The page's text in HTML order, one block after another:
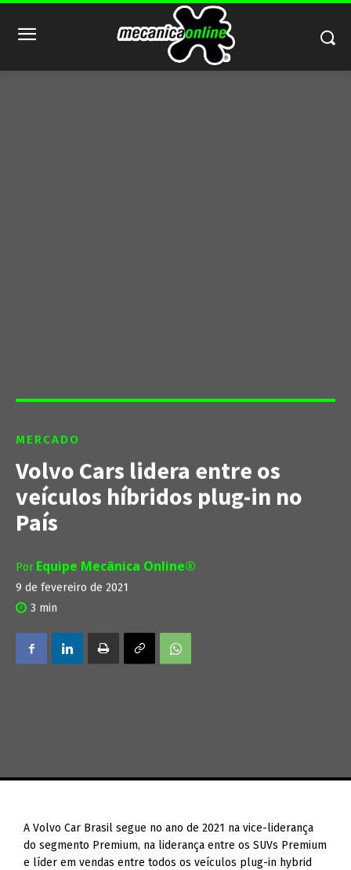
MERCADO
Volvo Cars lidera entre os
veículos híbridos plug-in no
País
Por Equipe Mecânica Online®
9 de fevereiro de 2021
3 min
A Volvo Car Brasil segue no ano de 2021 na vice-liderança
do segmento Premium, na liderança entre os SUVs Premium
e líder em vendas entre todos os veículos plug-in hybrid